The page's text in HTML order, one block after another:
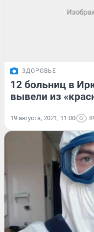
ЗДОРОВЬЕ
12 больниц в
вывели из
19 августа, 2021, 11:00